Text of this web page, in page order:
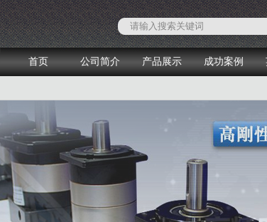
首页 公司简介 产品展示 成功案例